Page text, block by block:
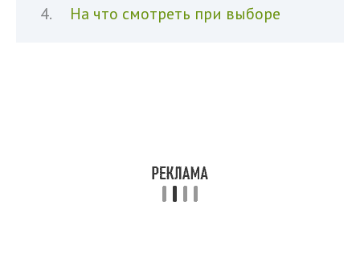
На что смотреть при выборе